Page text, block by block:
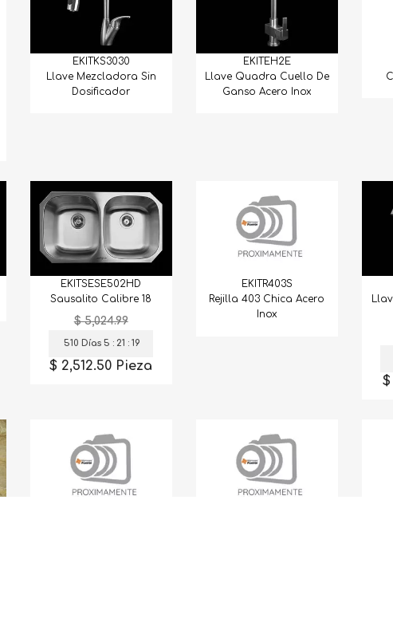
EKITKS3030
Llave Mezcladora Sin
Dosificador
EKITEH2E
Llave Quadra Cuello De
Ganso Acero Inox
EKITSESE502HD
Sausalito Calibre 18
$ 5,024.99
510 Días 5 : 21 : 18
$ 2,512.50 Pieza
EKITR403S
Rejilla 403 Chica Acero
Inox
$